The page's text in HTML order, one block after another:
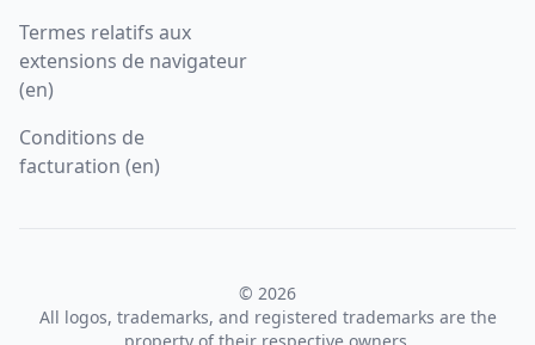
Termes relatifs aux
extensions de navigateur
(en)
Conditions de
facturation (en)
© 2026
All logos, trademarks, and registered trademarks are the